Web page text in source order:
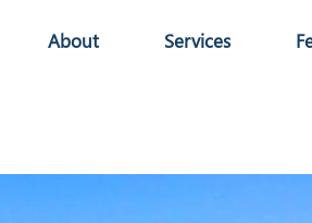
About Services